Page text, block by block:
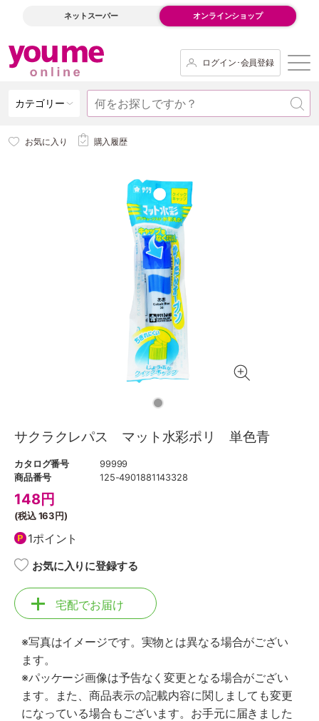
ネットスーパー オンラインショップ
ログイン･会員登録
カテゴリー
お気に入り 購入履歴
サクラクレパス マット水彩ポリ 単色青
カタログ番号
99999
商品番号
125-4901881143328
148円
(税込163円)
1ポイント
お気に入りに登録する
宅配でお届け
※写真はイメージです。実物とは異なる場合がござい
ます。
※パッケージ画像は予告なく変更となる場合がござい
ます。また、商品表示の記載内容に関しましても変更
になっている場合もございます。お手元に届きました